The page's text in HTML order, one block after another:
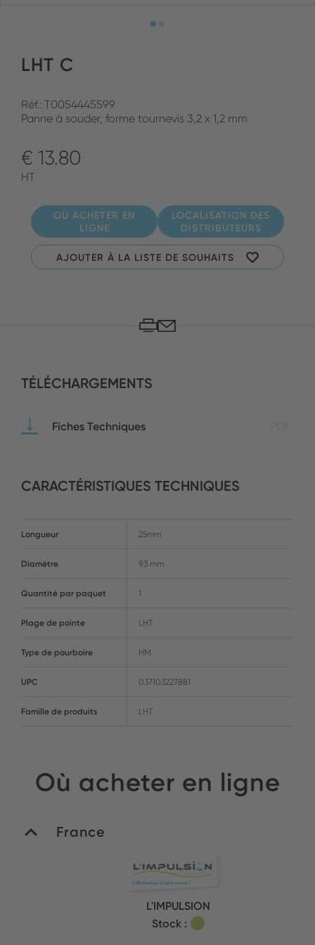
LHT C
Réf.: T0054445599
Panne à souder, forme tournevis 3,2 x 1,2 mm
€ 13.80
HT
OÙ ACHETER EN
LIGNE
LOCALISATION DES
DISTRIBUTEURS
AJOUTER À LA LISTE DE SOUHAITS
TÉLÉCHARGEMENTS
Fiches Techniques
CARACTÉRISTIQUES TECHNIQUES
Longueur 25mm
Diamètre 9.3 mm
Quantité par paquet 1
Plage de pointe LHT
Type de pourboire HM
UPC 037103227881
Famille de produits LHT
Où acheter en ligne
France
L'IMPULSION
Stock :